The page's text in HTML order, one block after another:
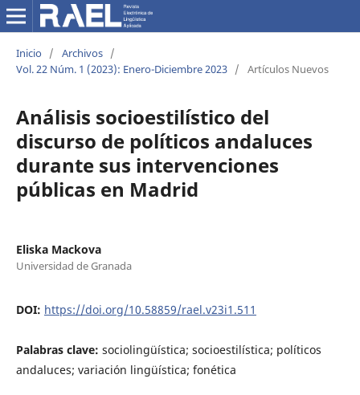
Inicio / Archivos /
Vol. 22 Núm. 1 (2023): Enero-Diciembre 2023 / Artículos Nuevos
Análisis socioestilístico del
discurso de políticos andaluces
durante sus intervenciones
públicas en Madrid
Eliska Mackova
Universidad de Granada
DOI: https://doi.org/10.58859/rael.v23i1.511
Palabras clave: sociolingüística; socioestilística; políticos
andaluces; variación lingüística; fonética